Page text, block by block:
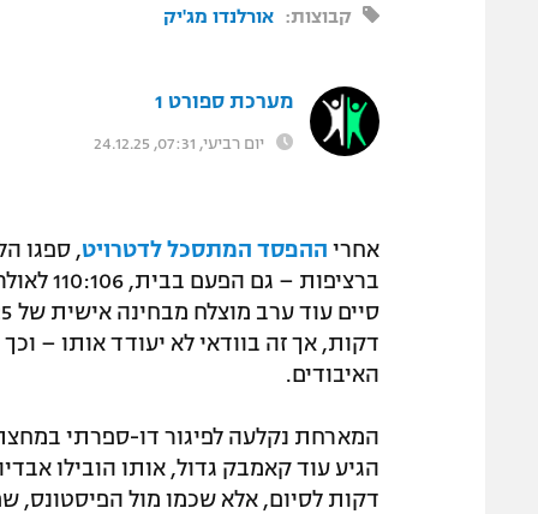
קבוצות: אורלנדו מג'יק
מערכת ספורט 1
יום רביעי, 07:31, 24.12.25
אחרי ההפסד המתסכל לדטרויט, ספגו
האיבודים.
דקות לסיום, אלא שכמו מול הפיסטונס,